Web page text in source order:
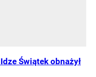
Świątek obnażył